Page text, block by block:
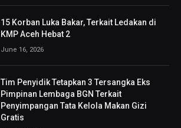
15 Korban Luka Bakar, Terkait Ledakan di
KMP Aceh Hebat 2
June 16, 2026
Tim Penyidik Tetapkan 3 Tersangka Eks
Pimpinan Lembaga BGN Terkait
Penyimpangan Tata Kelola Makan Gizi
Gratis